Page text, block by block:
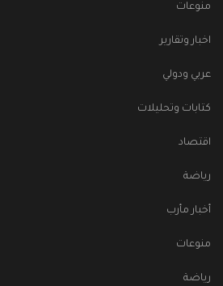
منوعات
اخبار وتقارير
عربي ودولي
كتابات وتحليلات
اقتصاد
رياضة
أخبار مأرب
منوعات
رياضة